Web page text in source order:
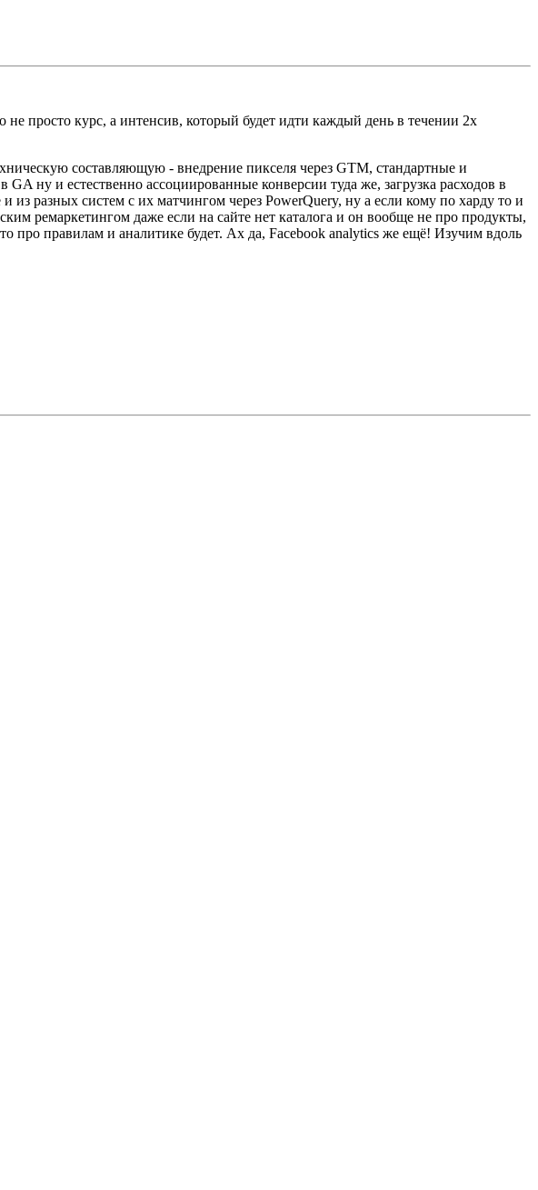
просто курс, а интенсив, который будет идти каждый день в течении 2х
составляющую - внедрение пикселя через GTM, стандартные и
ну и естественно ассоциированные конверсии туда же, загрузка расходов в
из разных систем с их матчингом через PowerQuery, ну а если кому по харду то и
ремаркетингом даже если на сайте нет каталога и он вообще не про продукты,
про правилам и аналитике будет. Ах да, Facebook analytics же ещё! Изучим вдоль